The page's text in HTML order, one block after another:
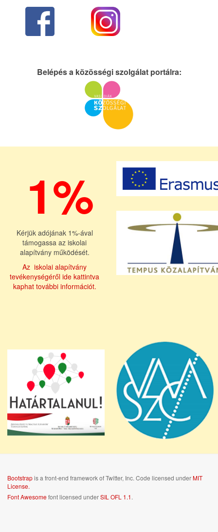
Belépés a közösségi szolgálat portálra:
1%
Kérjük adójának 1%-ával
támogassa az iskolai
alapítvány működését.
Az iskolai alapítvány
tevékenységéről ide kattintva
kaphat további információt.
Bootstrapis a front-end framework of Twitter, Inc. Code licensed underMIT
License.
Font Awesomefont licensed underSIL OFL 1.1.